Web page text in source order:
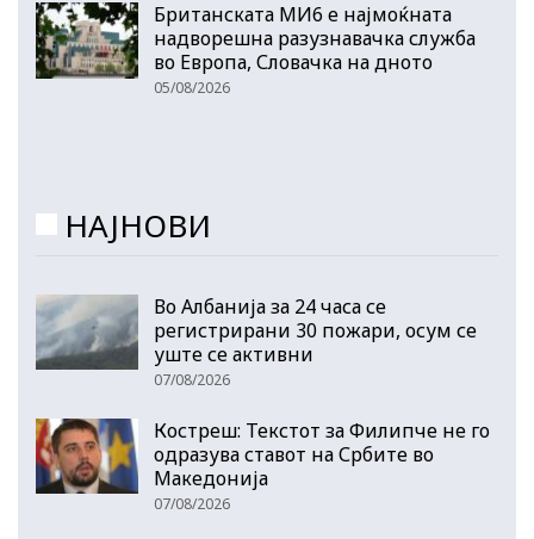
Британската МИ6 е најмоќната
надворешна разузнавачка служба
во Европа, Словачка на дното
05/08/2026
НАЈНОВИ
Во Албанија за 24 часа се
регистрирани 30 пожари, осум се
уште се активни
07/08/2026
Костреш: Текстот за Филипче не го
одразува ставот на Србите во
Македонија
07/08/2026